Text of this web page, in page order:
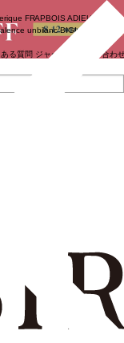
FRAPBOIS ADIEU
unbilanc BIGI online store
ある質問 ジャーナル お問い合わ